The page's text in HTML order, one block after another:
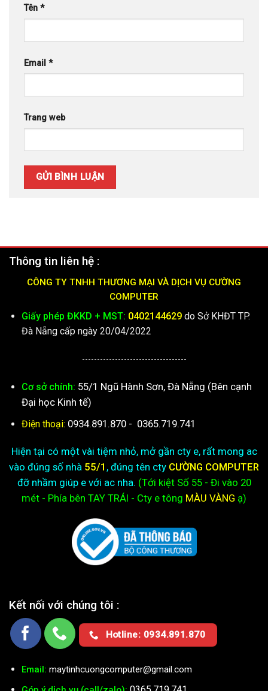
Tên *
Email *
Trang web
Thông tin liên hệ :
CÔNG TY TNHH THƯƠNG MẠI VÀ DỊCH VỤ CƯỜNG
COMPUTER
Giấy phép ĐKKD + MST: 0402144629do Sở KHĐT TP.
Đà Nẵng cấp ngày 20/04/2022
-----------------------------------
Cơ sở chính: 55/1 Ngũ Hành Sơn, Đà Nẵng (Bên cạnh
Đại học Kinh tế)
Điện thoại: 0934.891.870 - 0365.719.741
Hiện tại có một vài tiệm nhỏ, mở gần cty e, rất mong ac
vào đúng số nhà 55/1 , đúng tên cty CƯỜNG COMPUTER
đỡ nhầm giúp e với ac nha. (Tới kiệtSố 55 - Đi vào 20
mét - Phía bên TAY TRÁI - Cty e tông MÀU VÀNG ạ)
Kết nối với chúng tôi :
Hotline: 0934.891.870
Email: maytinhcuongcomputer@gmail.com